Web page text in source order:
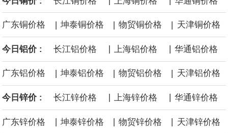
面战舰项目之一。 根据CBO的初步估算，首舰造价约234亿美元，
后续14艘平均每艘约180亿美元。
黄金价格有望录得自今年1月以来最大单周涨幅。油价走弱为金价提
供支撑，同时投资者正等待美国非农就业数据，以寻找美国利率前
景的线索。StoneX高级分析师马特·辛普森表示，中东和平前景改善
广东铜价格 | 坤泰铜价格 | 物贸铜价格 | 天津铜价格
今日铝价 : 长江铝价格 上海铝价格 华通铝价格
广东铝价格 | 坤泰铝价格 | 物贸铝价格 | 天津铝价格
今日锌价 : 长江锌价格 上海锌价格 华通锌价格
广东锌价格 | 坤泰锌价格 | 物贸锌价格 | 天津锌价格